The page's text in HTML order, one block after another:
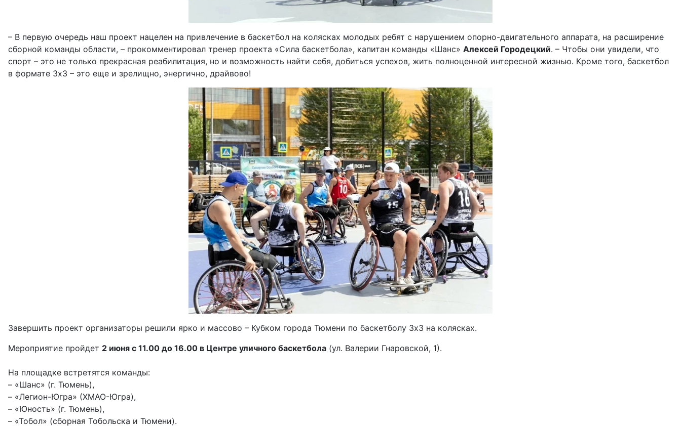
– В первую очередь наш проект нацелен на привлечение в баскетбол на колясках молодых ребят с нарушением опорно-двигательного аппарата, на расширение
сборной команды области, – прокомментировал тренер проекта «Сила баскетбола», капитан команды «Шанс» Алексей Городецкий. – Чтобы они увидели, что
спорт – это не только прекрасная реабилитация, но и возможность найти себя, добиться успехов, жить полноценной интересной жизнью. Кроме того, баскетбол
в формате 3x3 – это еще и зрелищно, энергично, драйвово!
Завершить проект организаторы решили ярко и массово – Кубком города Тюмени по баскетболу 3x3 на колясках.
Мероприятие пройдет 2 июня с 11.00 до 16.00 в Центре уличного баскетбола (ул. Валерии Гнаровской, 1).
На площадке встретятся команды:
– «Шанс» (г. Тюмень),
– «Легион-Югра» (ХМАО-Югра),
– «Юность» (г. Тюмень),
– «Тобол» (сборная Тобольска и Тюмени).